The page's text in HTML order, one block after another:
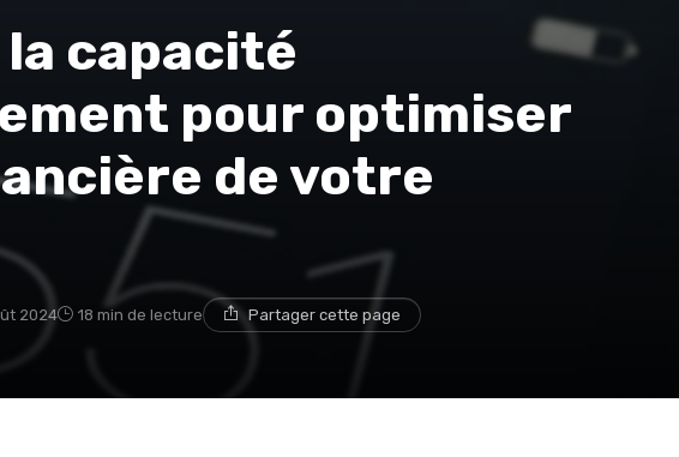
capacité
pour optimiser
de votre
2024 18 min de lecture Partager cette page